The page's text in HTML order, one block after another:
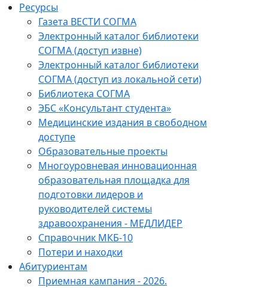
Ресурсы
Газета ВЕСТИ СОГМА
Электронный каталог библиотеки
СОГМА (доступ извне)
Электронный каталог библиотеки
СОГМА (доступ из локальной сети)
Библиотека СОГМА
ЭБС «Консультант студента»
Медицинские издания в свободном
доступе
Образовательные проекты
Многоуровневая инновационная
образовательная площадка для
подготовки лидеров и
руководителей системы
здравоохранения - МЕДЛИДЕР
Справочник МКБ-10
Потери и находки
Абитуриентам
Приемная кампания - 2026.